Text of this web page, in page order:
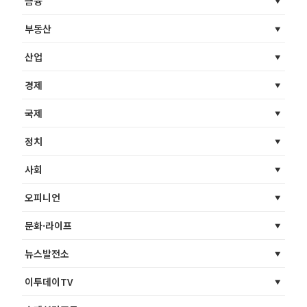
부동산
산업
경제
국제
정치
사회
오피니언
문화·라이프
뉴스발전소
이투데이TV